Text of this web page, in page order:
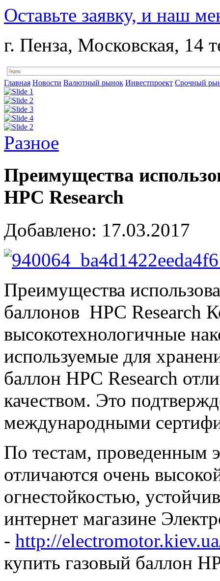
Оставьте заявку, и наш
г. Пенза, Московская, 14
Главная Новости Валютный рынок Инвестпроект Срочный
Разное
Преимущества
HPC Research
Добавлено: 17.03.2017
Преимущества
баллонов HPC Research
высокотехнологичные
используемые для
баллон HPC Research
качеством. Это
международными
По тестам, проведенным
отличаются очень
огнестойкостью,
интернет магазине
- http://
купить газовый баллон